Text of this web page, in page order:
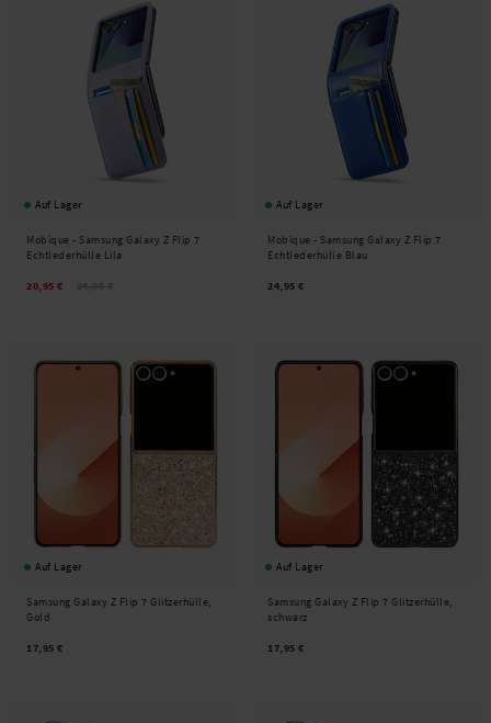
Auf Lager
Mobique - Samsung Galaxy Z Flip 7
Echtlederhülle Lila
20,95 €
Auf Lager
Mobique - Samsung Galaxy Z Flip 7
Echtlederhülle Blau
24,95 €
Auf Lager
Samsung Galaxy Z Flip 7 Glitzerhülle,
Gold
17,95 €
Auf Lager
Samsung Galaxy Z Flip 7 Glitzerhülle,
schwarz
17,95 €